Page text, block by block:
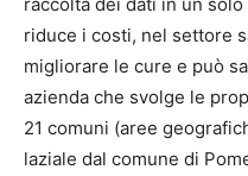
riduce i costi, nel settore
migliorare le cure e può
azienda che svolge le
21 comuni (aree
laziale dal comune di